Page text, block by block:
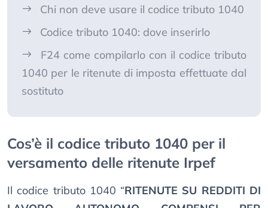
Chi non deve usare il codice tributo 1040
Codice tributo 1040: dove inserirlo
F24 come compilarlo con il codice tributo
1040 per le ritenute di imposta effettuate dal
sostituto
Cos’è il codice tributo 1040 per il
versamento delle ritenute Irpef
Il codice tributo 1040 “RITENUTE SU REDDITI DI